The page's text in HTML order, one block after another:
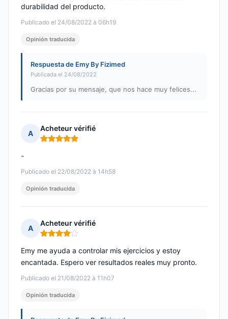
Publicado el 24/08/2022 à 06h19
durabilidad del producto.
Opinión traducida
Respuesta de Emy By Fizimed
Publicada el 24/08/2022
Gracias por su mensaje, que nos hace muy felices...
A
Acheteur vérifié
Nota: 5 de 5
Publicado el 22/08/2022 à 14h58
-
Opinión traducida
A
Acheteur vérifié
Nota: 4 de 5
Publicado el 21/08/2022 à 11h07
Emy me ayuda a controlar mis ejercicios y estoy
encantada. Espero ver resultados reales muy pronto.
Opinión traducida